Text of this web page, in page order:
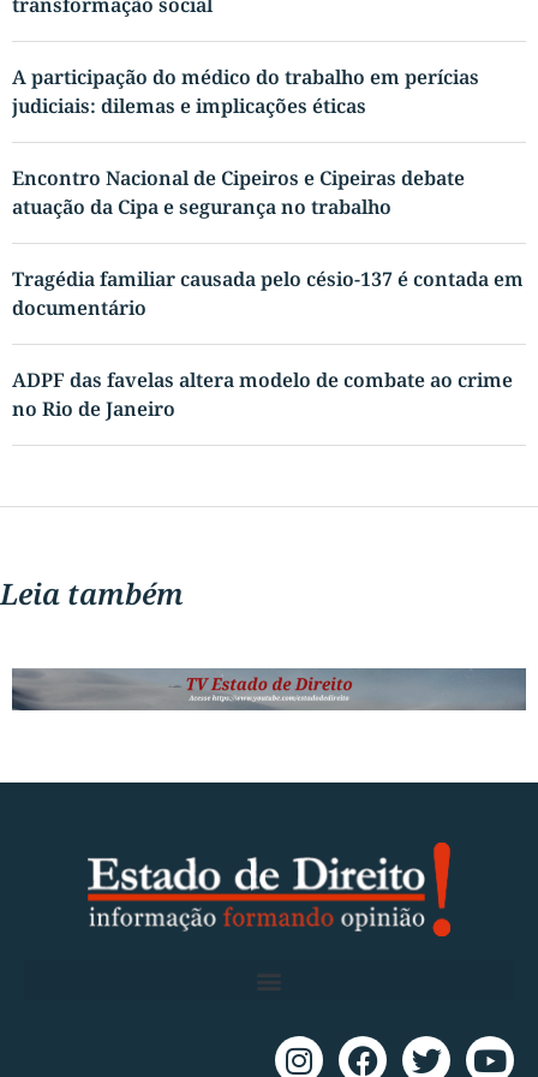
A participação do médico do trabalho em perícias
judiciais: dilemas e implicações éticas
Encontro Nacional de Cipeiros e Cipeiras debate
atuação da Cipa e segurança no trabalho
Tragédia familiar causada pelo césio-137 é contada em
documentário
ADPF das favelas altera modelo de combate ao crime
no Rio de Janeiro
Leia também